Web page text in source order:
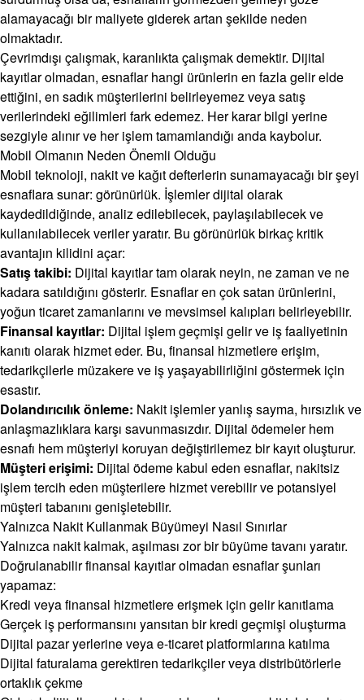
alamayacağı bir maliyete giderek artan şekilde neden
olmaktadır.
Çevrimdışı çalışmak, karanlıkta çalışmak demektir. Dijital
kayıtlar olmadan, esnaflar hangi ürünlerin en fazla gelir elde
ettiğini, en sadık müşterilerini belirleyemez veya satış
verilerindeki eğilimleri fark edemez. Her karar bilgi yerine
sezgiyle alınır ve her işlem tamamlandığı anda kaybolur.
Mobil Olmanın Neden Önemli Olduğu
Mobil teknoloji, nakit ve kağıt defterlerin sunamayacağı bir şeyi
esnaflara sunar: görünürlük. İşlemler dijital olarak
kaydedildiğinde, analiz edilebilecek, paylaşılabilecek ve
kullanılabilecek veriler yaratır. Bu görünürlük birkaç kritik
avantajın kilidini açar:
Satış takibi: Dijital kayıtlar tam olarak neyin, ne zaman ve ne
kadara satıldığını gösterir. Esnaflar en çok satan ürünlerini,
yoğun ticaret zamanlarını ve mevsimsel kalıpları belirleyebilir.
Finansal kayıtlar: Dijital işlem geçmişi gelir ve iş faaliyetinin
kanıtı olarak hizmet eder. Bu, finansal hizmetlere erişim,
tedarikçilerle müzakere ve iş yaşayabilirliğini göstermek için
esastır.
Dolandırıcılık önleme: Nakit işlemler yanlış sayma, hırsızlık ve
anlaşmazlıklara karşı savunmasızdır. Dijital ödemeler hem
esnafı hem müşteriyi koruyan değiştirilemez bir kayıt oluşturur.
Müşteri erişimi: Dijital ödeme kabul eden esnaflar, nakitsiz
işlem tercih eden müşterilere hizmet verebilir ve potansiyel
müşteri tabanını genişletebilir.
Yalnızca Nakit Kullanmak Büyümeyi Nasıl Sınırlar
Yalnızca nakit kalmak, aşılması zor bir büyüme tavanı yaratır.
Doğrulanabilir finansal kayıtlar olmadan esnaflar şunları
yapamaz:
Kredi veya finansal hizmetlere erişmek için gelir kanıtlama
Gerçek iş performansını yansıtan bir kredi geçmişi oluşturma
Dijital pazar yerlerine veya e-ticaret platformlarına katılma
Dijital faturalama gerektiren tedarikçiler veya distribütörlerle
ortaklık çekme